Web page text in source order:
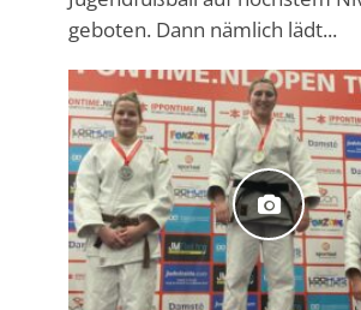
geboten. Dann nämlich lädt...